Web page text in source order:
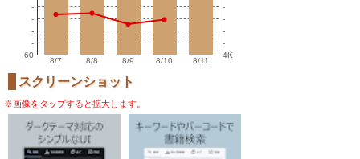
-
-
-
-
60
8/7 8/8 8/9 8/10 8/11
-
-
-
-
4K
スクリーンショット
※画像をタップすると拡大します。